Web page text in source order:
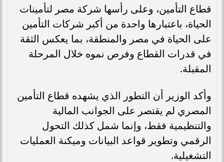
قطاع التأمين، وعلى رأسها شركة مصر لتأمينات
الحياة، باعتبارها واحدة من أكبر شركات التأمين
على الحياة في مصر والمنطقة، بما يعكس الثقة
في قدرات القطاع وفرص نموه خلال المرحلة
المقبلة.
وأكد الوزير أن التطور الذي يشهده قطاع التأمين
المصري لم يقتصر على الجوانب المالية
والتنظيمية فقط، وإنما شمل كذلك التحول
الرقمي وتطوير قواعد البيانات وميكنة العمليات
التشغيلية.